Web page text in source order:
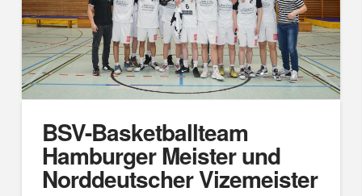
BSV-Basketballteam
Hamburger Meister und
Norddeutscher Vizemeister